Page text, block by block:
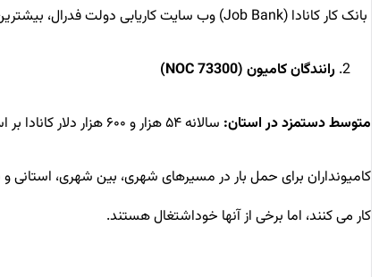
بانک کار کانادا (Job Bank) وب سایت کاریابی دولت فدرال، بیشترین چشم انداز شغلی را برای پرستاران دارای مجوز در استان‌های سراسر کانادا پیش بینی می‌کند.
رانندگان کامیون‌ (NOC 73300)
متوسط دستمزد در استان: سالانه ۵۴ هزار و ۶۰۰ هزار دلار کانادا بر اساس یک هفته کاری استاندارد
کامیونداران برای حمل بار در مسیرهای شهری، بین شهری، استانی و
کار می کنند، اما برخی از آنها خوداشتغال هستند.